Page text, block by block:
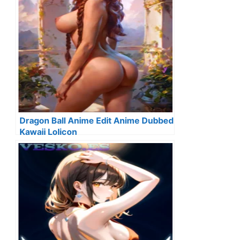
Dragon Ball Anime Edit Anime Dubbed
Kawaii Lolicon